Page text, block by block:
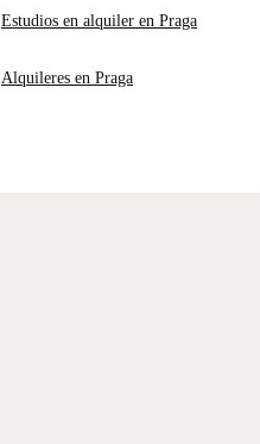
Estudios en alquiler en Praga
Alquileres en Praga